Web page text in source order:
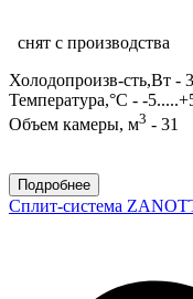
снят с производства
Холодопроизв-сть,Вт -
Температура,°С - -
Объем камеры, м3 - 31
Подробнее
Сплит-система